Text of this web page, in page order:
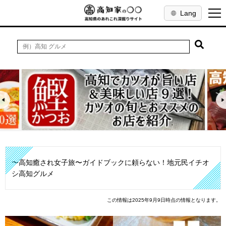
Lang
〜高知癒され女子旅〜ガイドブックに頼らない！地元民イチオ
シ高知グルメ
この情報は2025年9月9日時点の情報となります。